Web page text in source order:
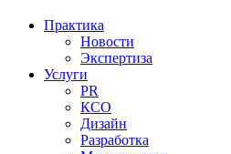
Практика
Новости
Экспертиза
Услуги
PR
КСО
Дизайн
Разработка